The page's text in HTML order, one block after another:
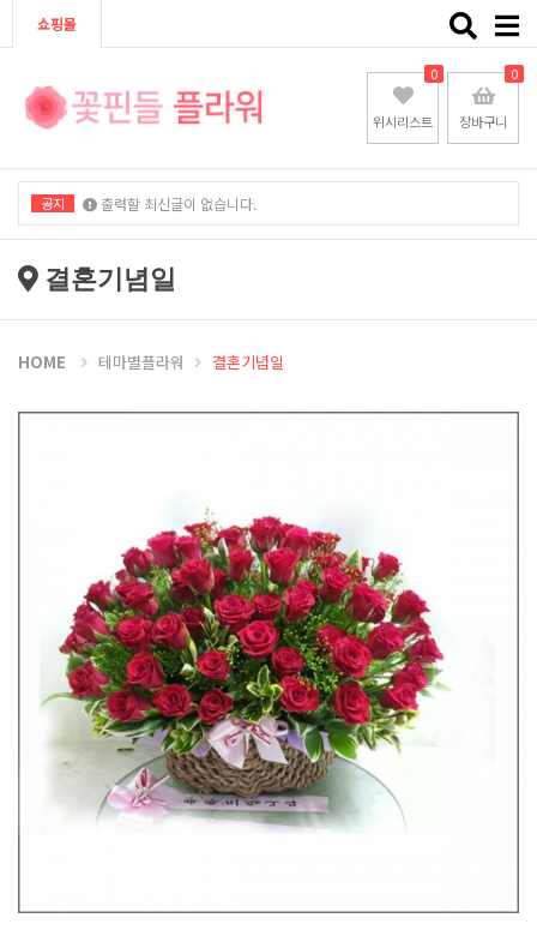
쇼핑몰
Toggle
위시리스트
0
장바구니
0
공지 출력할 최신글이 없습니다.
출력할 최신글이 없습니다.
결혼기념일
HOME 테마별플라워 결혼기념일